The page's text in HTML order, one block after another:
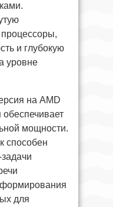
и глубокую
уровне
на AMD
обеспечивает
мощности.
способен
для